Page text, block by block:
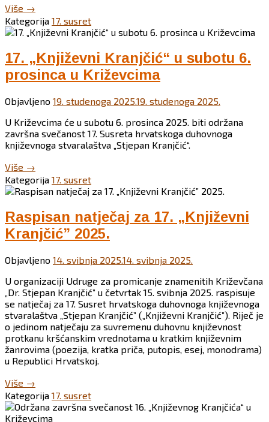
Više “17.
„Književni
Kranjčić”
najavljen
„Dobro
jutro,
→
Kategorija 17. susret
17. „Književni Kranjčić“ u subotu 6.
prosinca u Križevcima
Objavljeno 19. studenoga 2025.19. studenoga 2025.
U Križevcima će u subotu 6. prosinca 2025. biti održana
završna svečanost 17. Susreta hrvatskoga duhovnoga
književnoga stvaralaštva „Stjepan Kranjčić“.
Više “17.
„Književni
Kranjčić“
subotu
6.
prosinca
Križevcima”
→
Kategorija 17. susret
Raspisan natječaj za 17. „Književni
Kranjčić” 2025.
Objavljeno 14. svibnja 2025.14. svibnja 2025.
U organizaciji Udruge za promicanje znamenitih Križevčana
„Dr. Stjepan Kranjčić” u četvrtak 15. svibnja 2025. raspisuje
se natječaj za 17. Susret hrvatskoga duhovnoga književnoga
stvaralaštva „Stjepan Kranjčić” („Književni Kranjčić”). Riječ je
o jedinom natječaju za suvremenu duhovnu književnost
protkanu kršćanskim vrednotama u kratkim književnim
žanrovima (poezija, kratka priča, putopis, esej, monodrama)
u Republici Hrvatskoj.
Više “Raspisan
natječaj
za
17.
→
Kategorija 17. susret